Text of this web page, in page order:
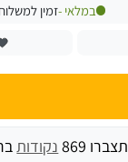
במלאי -זמין
869 נקודות